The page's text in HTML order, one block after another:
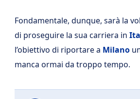
Fondamentale, dunque, sarà la
di proseguire la sua carriera in
l’obiettivo di riportare a Milano
manca ormai da troppo tempo.